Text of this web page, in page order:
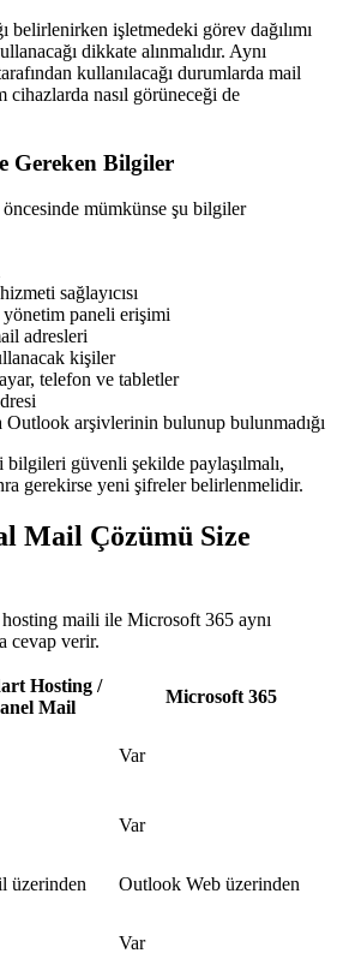
belirlenirken işletmedeki görev dağılımı
dikkate alınmalıdır. Aynı
kullanılacağı durumlarda mail
cihazlarda nasıl görüneceği de
Gereken Bilgiler
mümkünse şu bilgiler
sağlayıcısı
paneli erişimi
adresleri
kişiler
telefon ve tabletler
arşivlerinin bulunup bulunmadığı
güvenli şekilde paylaşılmalı,
gerekirse yeni şifreler belirlenmelidir.
Mail Çözümü Size
hosting maili ile Microsoft 365 aynı
cevap verir.
Hosting /
Mail
Microsoft 365
Var
Var
üzerinden
Outlook Web üzerinden
Var